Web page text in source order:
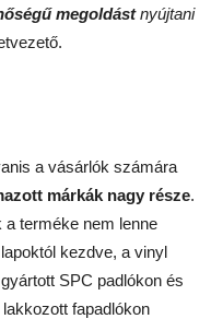
megoldástnyújtani
a vásárlók számára
márkák nagy része.
a terméke nem lenne
kezdve, a vinyl
SPC padlókon és
fapadlókon